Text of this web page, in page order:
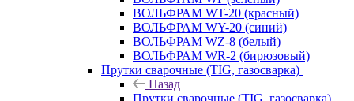
ВОЛЬФРАМ WT-20 (красный)
ВОЛЬФРАМ WY-20 (синий)
ВОЛЬФРАМ WZ-8 (белый)
ВОЛЬФРАМ WR-2 (бирюзовый)
Прутки сварочные (TIG, газосварка)
Назад
Прутки сварочные (TIG, газосварка)